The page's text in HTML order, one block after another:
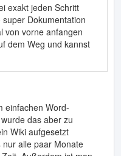
exakt jeden Schritt
Dokumentation
von vorne anfangen
dem Weg und kannst
einfachen Word-
das aber zu
Wiki aufgesetzt
alle paar Monate